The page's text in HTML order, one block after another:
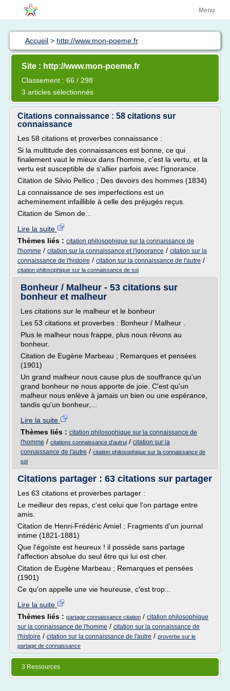
Menu
Accueil > http://www.mon-poeme.fr
Site : http://www.mon-poeme.fr
Classement : 66 / 298
3 articles sélectionnés
Citations connaissance : 58 citations sur
connaissance
Les 58 citations et proverbes connaissance :
Si la multitude des connaissances est bonne, ce qui
finalement vaut le mieux dans l'homme, c'est la vertu, et la
vertu est susceptible de s'allier parfois avec l'ignorance.
Citation de Silvio Pellico ; Des devoirs des hommes (1834)
La connaissance de ses imperfections est un
acheminement infaillible à celle des préjugés reçus.
Citation de Simon de...
Lire la suite
Thèmes liés : citation philosophique sur la connaissance de
l'homme / citation sur la connaissance et l'ignorance / citation sur la
connaissance de l'histoire / citation sur la connaissance de l'autre /
citation philosophique sur la connaissance de soi
Bonheur / Malheur - 53 citations sur
bonheur et malheur
Les citations sur le malheur et le bonheur
Les 53 citations et proverbes : Bonheur / Malheur .
Plus le malheur nous frappe, plus nous rêvons au
bonheur.
Citation de Eugène Marbeau ; Remarques et pensées
(1901)
Un grand malheur nous cause plus de souffrance qu'un
grand bonheur ne nous apporte de joie. C'est qu'un
malheur nous enlève à jamais un bien ou une espérance,
tandis qu'un bonheur,...
Lire la suite
Thèmes liés : citation philosophique sur la connaissance de
l'homme / citations connaissance d'autrui / citation sur la
connaissance de l'autre / citation philosophique sur la connaissance de
soi
Citations partager : 63 citations sur partager
Les 63 citations et proverbes partager :
Le meilleur des repas, c'est celui que l'on partage entre
amis.
Citation de Henri-Frédéric Amiel ; Fragments d'un journal
intime (1821-1881)
Que l'égoïste est heureux ! il possède sans partage
l'affection absolue du seul être qui lui est cher.
Citation de Eugène Marbeau ; Remarques et pensées
(1901)
Ce qu'on appelle une vie heureuse, c'est trop...
Lire la suite
Thèmes liés : partage connaissance citation / citation philosophique
sur la connaissance de l'homme / citation sur la connaissance de
l'histoire / citation sur la connaissance de l'autre / proverbe sur le
partage de connaissance
3 Ressources